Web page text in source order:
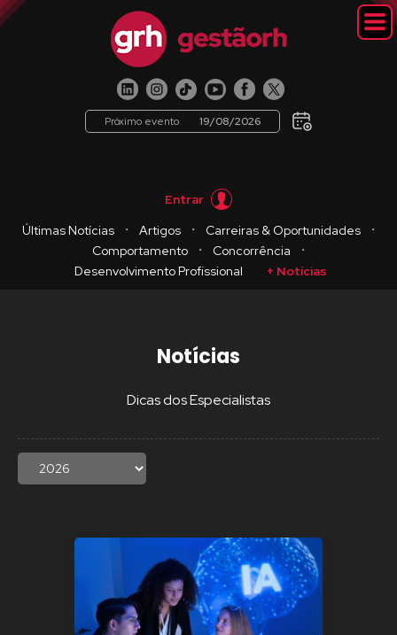
Próximo evento 19/08/2026
Entrar
Últimas Notícias
・ Artigos ・ Carreiras & Oportunidades
・
Comportamento
・ Concorrência
・
Desenvolvimento Profissional
+ Notícias
Notícias
Dicas dos Especialistas